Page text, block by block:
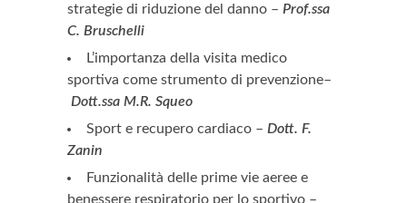
strategie di riduzione del danno – Prof.ssa
C. Bruschelli
L’importanza della visita medico
sportiva come strumento di prevenzione–
Dott.ssa M.R. Squeo
Sport e recupero cardiaco – Dott. F.
Zanin
Funzionalità delle prime vie aeree e
benessere respiratorio per lo sportivo –